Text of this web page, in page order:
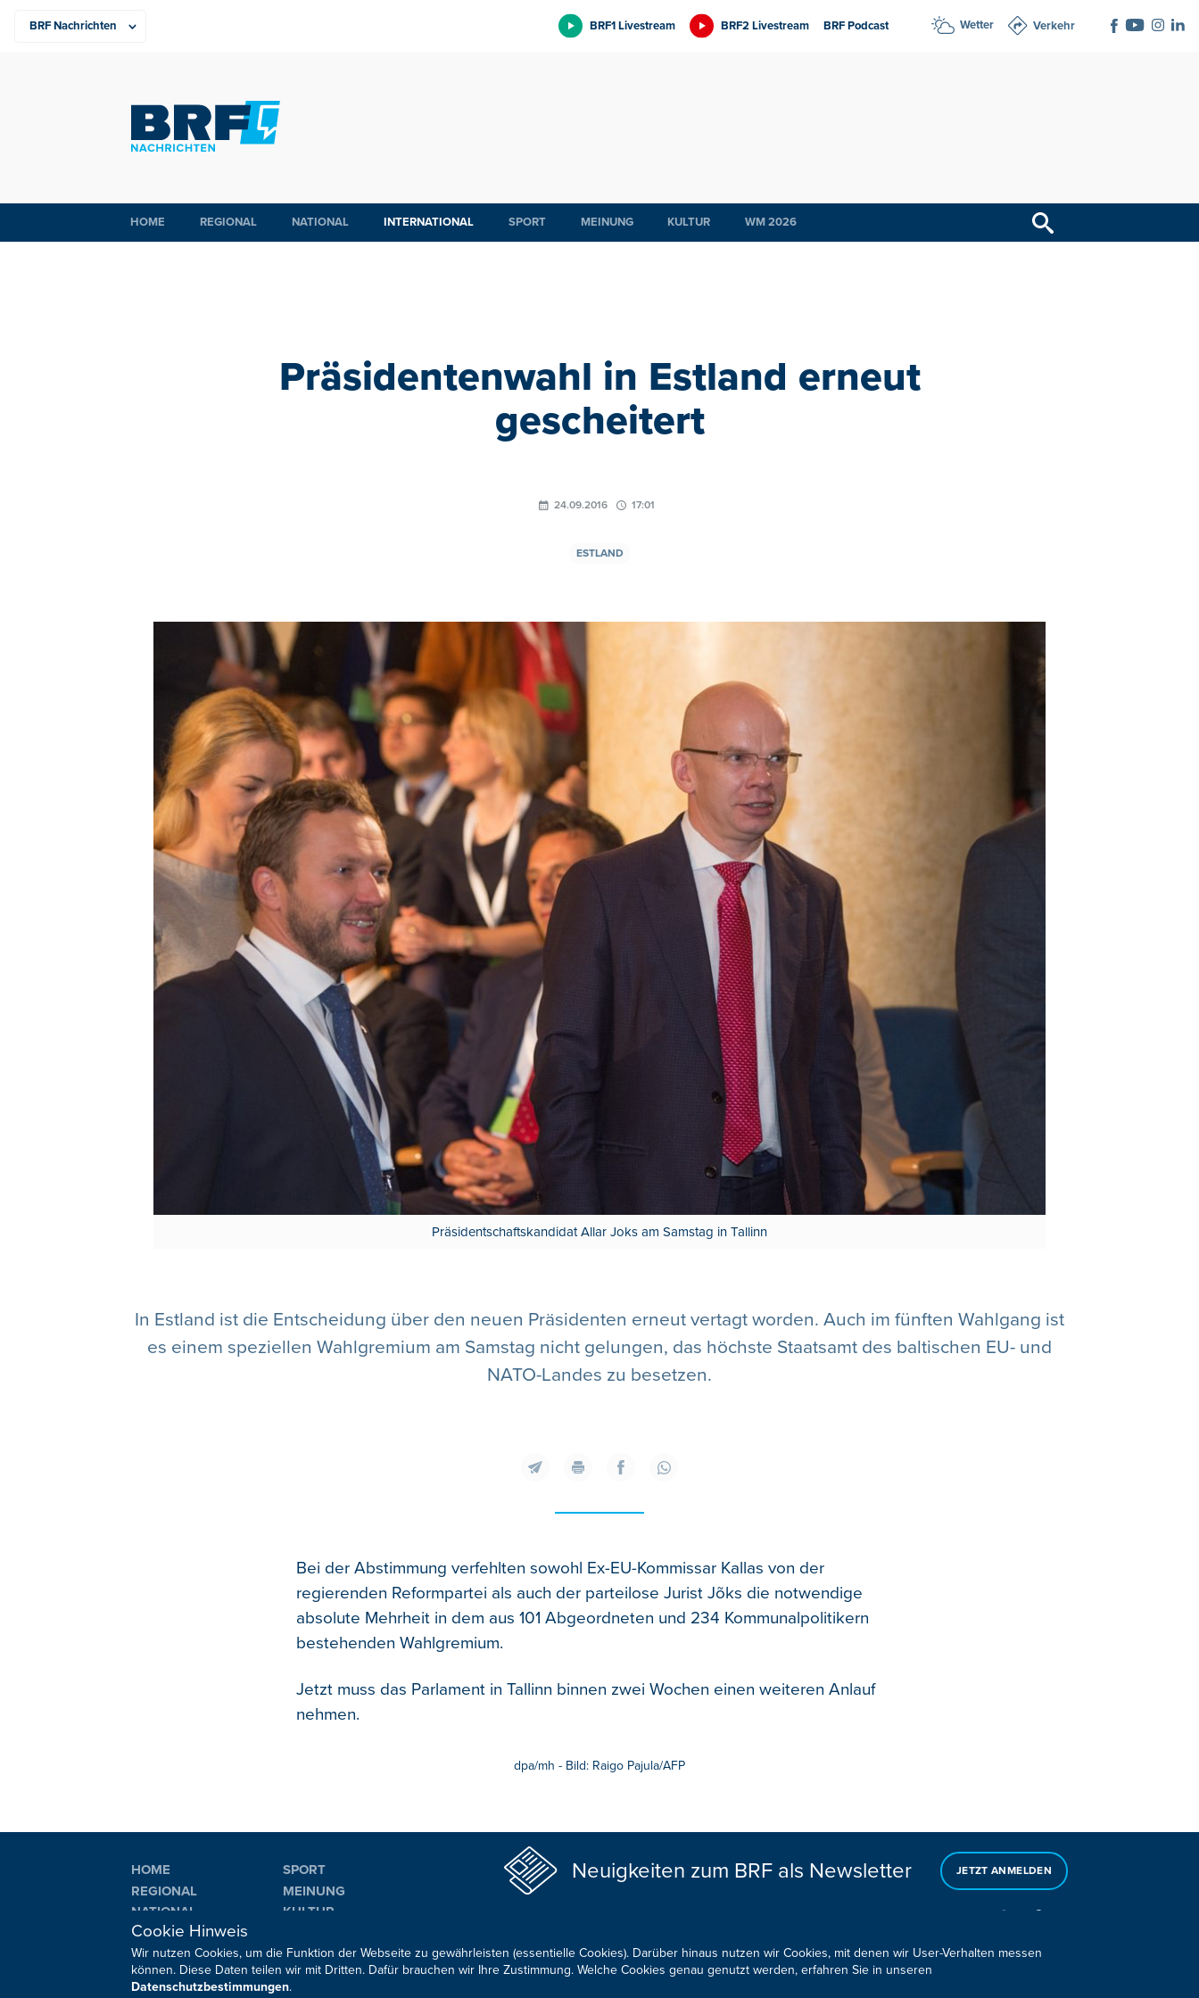
BRF1 Livestream BRF2 Livestream BRF Podcast Wetter Verkehr
HOME REGIONAL NATIONAL INTERNATIONAL SPORT MEINUNG KULTUR WM 2026
Präsidentenwahl in Estland erneut
gescheitert
24.09.2016 17:01
ESTLAND
Präsidentschaftskandidat Allar Joks am Samstag in Tallinn
In Estland ist die Entscheidung über den neuen Präsidenten erneut vertagt worden. Auch im fünften Wahlgang ist
es einem speziellen Wahlgremium am Samstag nicht gelungen, das höchste Staatsamt des baltischen EU- und
NATO-Landes zu besetzen.
Bei der Abstimmung verfehlten sowohl Ex-EU-Kommissar Kallas von der
regierenden Reformpartei als auch der parteilose Jurist Jõks die notwendige
absolute Mehrheit in dem aus 101 Abgeordneten und 234 Kommunalpolitikern
bestehenden Wahlgremium.
Jetzt muss das Parlament in Tallinn binnen zwei Wochen einen weiteren Anlauf
nehmen.
dpa/mh - Bild: Raigo Pajula/AFP
HOME
REGIONAL
NATIONAL
INTERNATIONAL
SPORT
MEINUNG
KULTUR
Neuigkeiten zum BRF als Newsletter JETZT ANMELDEN
Sie haben noch Fragen oder Anmerkungen?
Cookie Hinweis
Wir nutzen Cookies, um die Funktion der Webseite zu gewährleisten (essentielle Cookies). Darüber hinaus nutzen wir Cookies, mit denen wir User-Verhalten messen
können. Diese Daten teilen wir mit Dritten. Dafür brauchen wir Ihre Zustimmung. Welche Cookies genau genutzt werden, erfahren Sie in unseren
Datenschutzbestimmungen.